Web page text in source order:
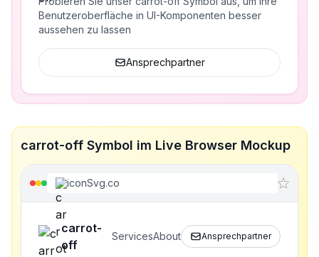
Benutzeroberfläche in UI-Komponenten besser
aussehen zu lassen
Ansprechpartner
carrot-off Symbol im Live Browser Mockup
iconSvg.co
carrot-
off
ServicesAbout Ansprechpartner